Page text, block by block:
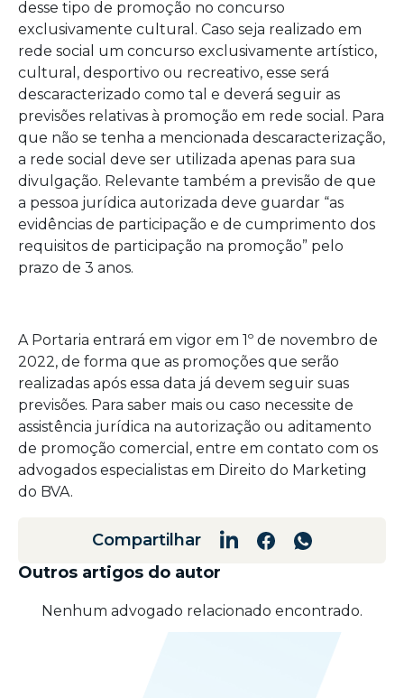
desse tipo de promoção no concurso
exclusivamente cultural. Caso seja realizado em
rede social um concurso exclusivamente artístico,
cultural, desportivo ou recreativo, esse será
descaracterizado como tal e deverá seguir as
previsões relativas à promoção em rede social. Para
que não se tenha a mencionada descaracterização,
a rede social deve ser utilizada apenas para sua
divulgação. Relevante também a previsão de que
a pessoa jurídica autorizada deve guardar “as
evidências de participação e de cumprimento dos
requisitos de participação na promoção” pelo
prazo de 3 anos.
A Portaria entrará em vigor em 1º de novembro de
2022, de forma que as promoções que serão
realizadas após essa data já devem seguir suas
previsões. Para saber mais ou caso necessite de
assistência jurídica na autorização ou aditamento
de promoção comercial, entre em contato com os
advogados especialistas em Direito do Marketing
do BVA.
Compartilhar
Outros artigos do autor
Nenhum advogado relacionado encontrado.